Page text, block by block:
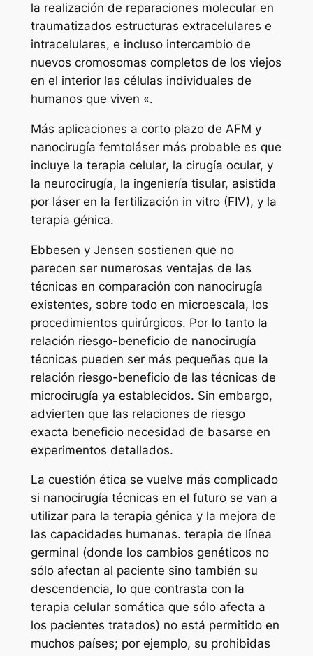
la realización de reparaciones molecular en
traumatizados estructuras extracelulares e
intracelulares, e incluso intercambio de
nuevos cromosomas completos de los viejos
en el interior las células individuales de
humanos que viven «.
Más aplicaciones a corto plazo de AFM y
nanocirugía femtoláser más probable es que
incluye la terapia celular, la cirugía ocular, y
la neurocirugía, la ingeniería tisular, asistida
por láser en la fertilización in vitro (FIV), y la
terapia génica.
Ebbesen y Jensen sostienen que no
parecen ser numerosas ventajas de las
técnicas en comparación con nanocirugía
existentes, sobre todo en microescala, los
procedimientos quirúrgicos. Por lo tanto la
relación riesgo-beneficio de nanocirugía
técnicas pueden ser más pequeñas que la
relación riesgo-beneficio de las técnicas de
microcirugía ya establecidos. Sin embargo,
advierten que las relaciones de riesgo
exacta beneficio necesidad de basarse en
experimentos detallados.
La cuestión ética se vuelve más complicado
si nanocirugía técnicas en el futuro se van a
utilizar para la terapia génica y la mejora de
las capacidades humanas. terapia de línea
germinal (donde los cambios genéticos no
sólo afectan al paciente sino también su
descendencia, lo que contrasta con la
terapia celular somática que sólo afecta a
los pacientes tratados) no está permitido en
muchos países; por ejemplo, su prohibidas